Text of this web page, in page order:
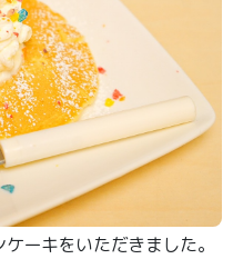
ーキをいただきました。